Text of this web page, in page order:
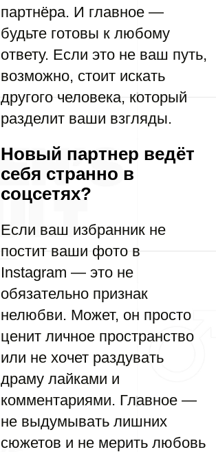
партнёра. И главное —
будьте готовы к любому
ответу. Если это не ваш путь,
возможно, стоит искать
другого человека, который
разделит ваши взгляды.
Новый партнер ведёт
себя странно в
соцсетях?
Если ваш избранник не
постит ваши фото в
Instagram — это не
обязательно признак
нелюбви. Может, он просто
ценит личное пространство
или не хочет раздувать
драму лайками и
комментариями. Главное —
не выдумывать лишних
сюжетов и не мерить любовь